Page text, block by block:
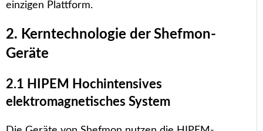
einzigen Plattform.
2. Kerntechnologie der Shefmon-
Geräte
2.1 HIPEM Hochintensives
elektromagnetisches System